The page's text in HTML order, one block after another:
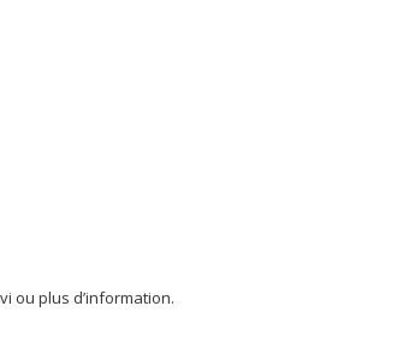
ou plus d’information.